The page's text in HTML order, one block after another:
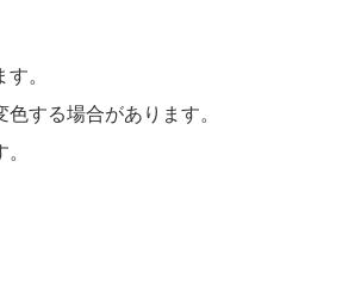
。
する場合があります。